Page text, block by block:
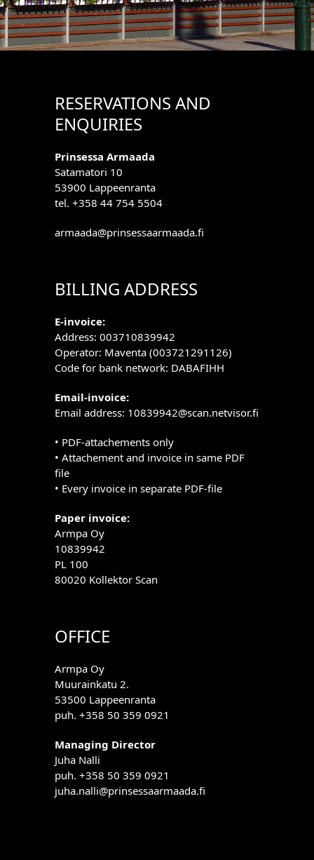
RESERVATIONS AND
ENQUIRIES
Prinsessa Armaada
Satamatori 10
53900 Lappeenranta
tel. +358 44 754 5504
armaada@prinsessaarmaada.fi
BILLING ADDRESS
E-invoice:
Address: 003710839942
Operator: Maventa (003721291126)
Code for bank network: DABAFIHH
Email-invoice:
Email address: 10839942@scan.netvisor.fi
• PDF-attachements only
• Attachement and invoice in same PDF
file
• Every invoice in separate PDF-file
Paper invoice:
Armpa Oy
10839942
PL 100
80020 Kollektor Scan
OFFICE
Armpa Oy
Muurainkatu 2.
53500 Lappeenranta
puh. +358 50 359 0921
Managing Director
Juha Nalli
puh. +358 50 359 0921
juha.nalli@prinsessaarmaada.fi